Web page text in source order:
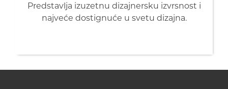
Predstavlja izuzetnu dizajnersku izvrsnost i
najveće dostignuće u svetu dizajna.